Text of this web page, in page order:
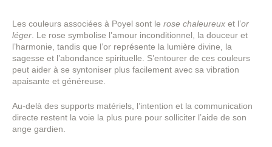
Les couleurs associées à Poyel sont le rose chaleureux et l’or
léger . Le rose symbolise l’amour inconditionnel, la douceur et
l’harmonie, tandis que l’or représente la lumière divine, la
sagesse et l’abondance spirituelle. S’entourer de ces couleurs
peut aider à se syntoniser plus facilement avec sa vibration
apaisante et généreuse.
Au-delà des supports matériels, l’intention et la communication
directe restent la voie la plus pure pour solliciter l’aide de son
ange gardien.